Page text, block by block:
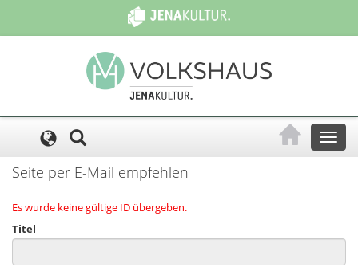
Toggle
Seite per E-Mail empfehlen
Es wurde keine gültige ID übergeben.
Titel